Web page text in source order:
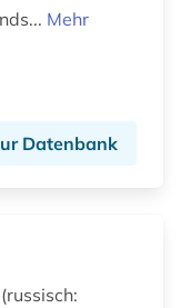
Mehr
Datenbank